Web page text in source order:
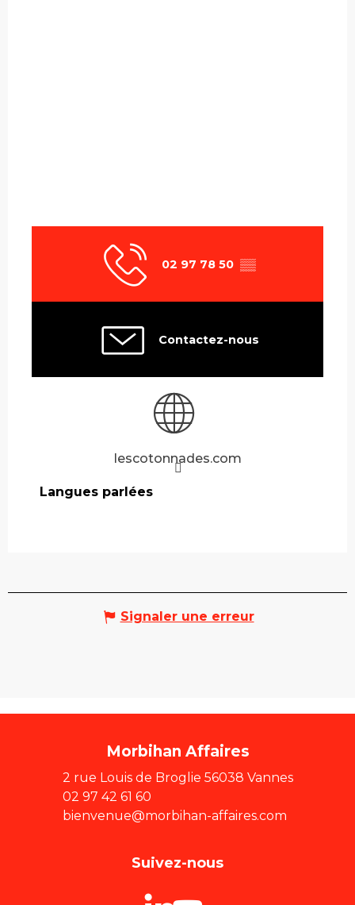
02 97 78 50 ▒▒
Contactez-nous
lescotonnades.com
Langues parlées
Langues parlées
Signaler une erreur
Morbihan Affaires
2 rue Louis de Broglie 56038 Vannes
02 97 42 61 60
bienvenue@morbihan-affaires.com
Suivez-nous